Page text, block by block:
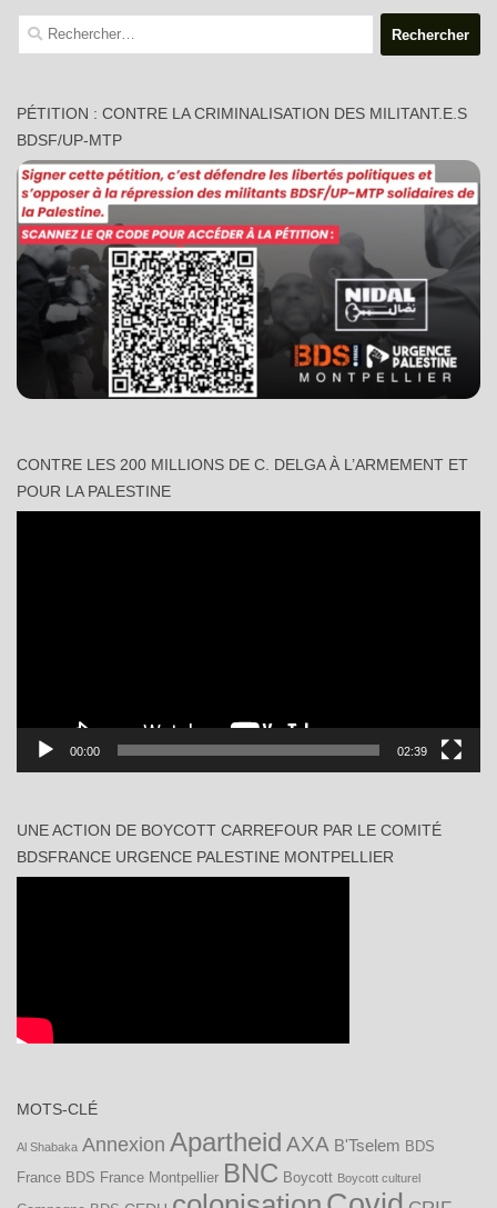
Rechercher :
PÉTITION : CONTRE LA CRIMINALISATION DES MILITANT.E.S
BDSF/UP-MTP
CONTRE LES 200 MILLIONS DE C. DELGA À L’ARMEMENT ET
POUR LA PALESTINE
00:00 02:39
UNE ACTION DE BOYCOTT CARREFOUR PAR LE COMITÉ
BDSFRANCE URGENCE PALESTINE MONTPELLIER
MOTS-CLÉ
Al Shabaka Annexion Apartheid AXA B'Tselem BDS
France BDS France Montpellier BNC Boycott Boycott culturel